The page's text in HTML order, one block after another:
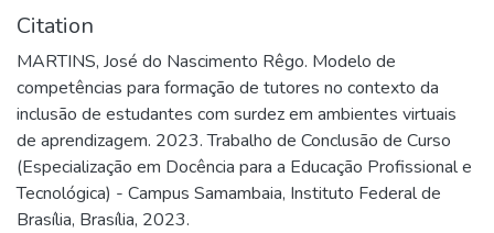
Citation
MARTINS, José do Nascimento Rêgo. Modelo de
competências para formação de tutores no contexto da
inclusão de estudantes com surdez em ambientes virtuais
de aprendizagem. 2023. Trabalho de Conclusão de Curso
(Especialização em Docência para a Educação Profissional e
Tecnológica) - Campus Samambaia, Instituto Federal de
Brasília, Brasília, 2023.